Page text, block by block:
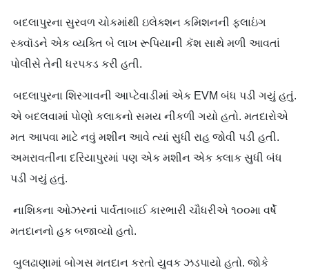
બદલાપુરના સુરવળ ચોકમાંથી ઇલેક્શન કમિશનની ફ્લાઇંગ
સ્ક્વૉડને એક વ્યક્તિ બે લાખ રૂપિયાની કૅશ સાથે મળી આવતાં
પોલીસે તેની ધરપકડ કરી હતી.
બદલાપુરના શિરગાવની આપ્ટેવાડીમાં એક EVM બંધ પડી ગયું હતું.
એ બદલવામાં પોણો કલાકનો સમય નીકળી ગયો હતો. મતદારોએ
મત આપવા માટે નવું મશીન આવે ત્યાં સુધી રાહ જોવી પડી હતી.
અમરાવતીના દરિયાપુરમાં પણ એક મશીન એક કલાક સુધી બંધ
પડી ગયું હતું.
નાશિકના ઓઝરનાં પાર્વતાબાઈ કારભારી ચૌધરીએ ૧૦૦મા વર્ષે
મતદાનનો હક બજાવ્યો હતો.
બુલઢાણામાં બોગસ મતદાન કરતો યુવક ઝડપાયો હતો. જોકે